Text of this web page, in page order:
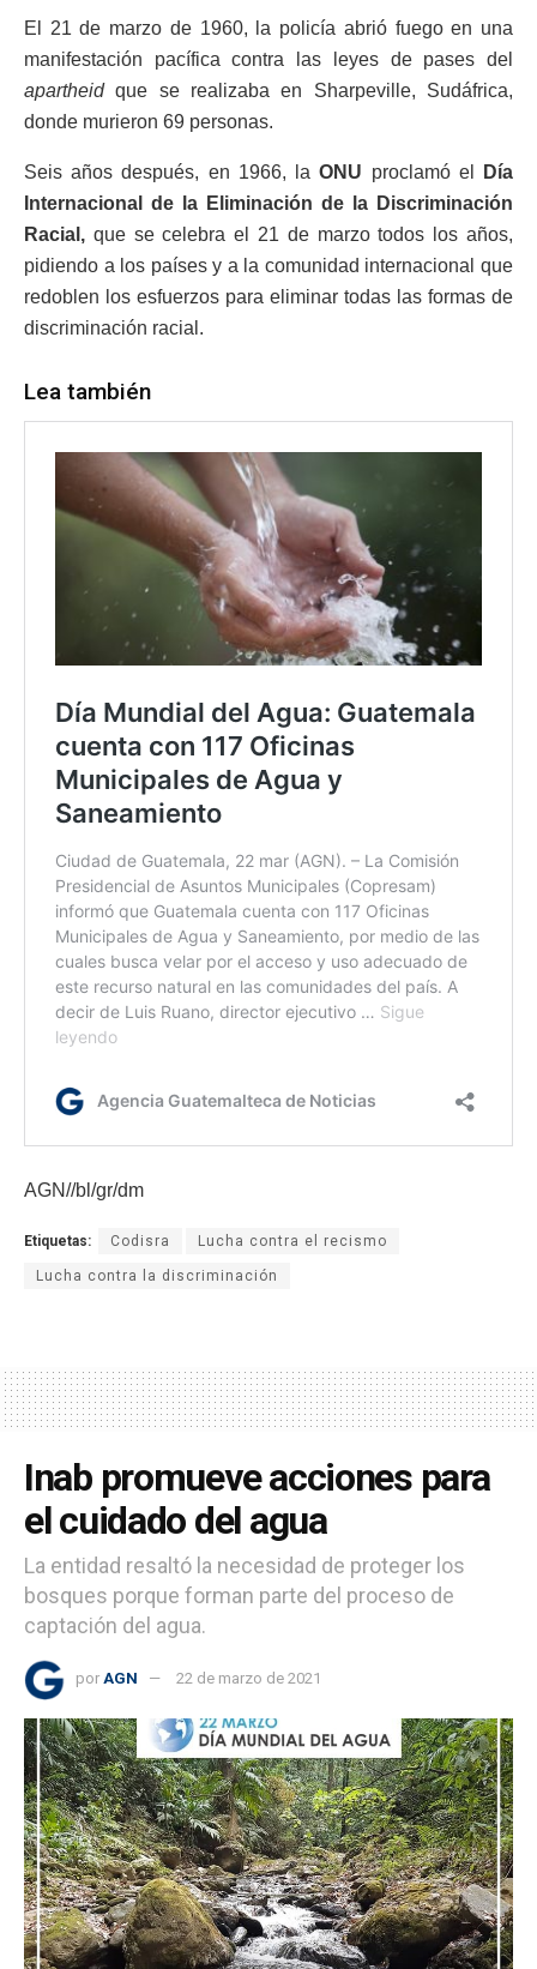
El 21 de marzo de 1960, la policía abrió fuego en una
manifestación pacífica contra las leyes de pases del
apartheidque se realizaba en Sharpeville, Sudáfrica,
donde murieron 69 personas.
Seis años después, en 1966, laONU proclamó el
Día
Internacional de la Eliminación de la Discriminación
Racial, que se celebra el 21 de marzo todos los años,
pidiendo a los países y a la comunidad internacional que
redoblen los esfuerzos para eliminar todas las formas de
discriminación racial.
Lea también
AGN//bl/gr/dm
Etiquetas: Codisra Lucha contra el recismo
Lucha contra la discriminación
Inab promueve acciones para
el cuidado del agua
La entidad resaltó la necesidad de proteger los
bosques porque forman parte del proceso de
captación del agua.
por AGN 22 de marzo de 2021